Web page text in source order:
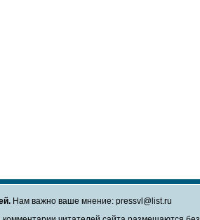
Нам важно ваше мнение: pressvl@list.ru